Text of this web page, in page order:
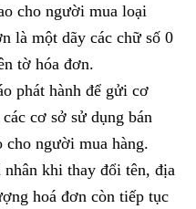
cho người mua loại
là một dãy các chữ số 0
tờ hóa đơn.
phát hành để gửi cơ
cơ sở sử dụng bán
người mua hàng.
khi thay đổi tên, địa
hoá đơn còn tiếp tục